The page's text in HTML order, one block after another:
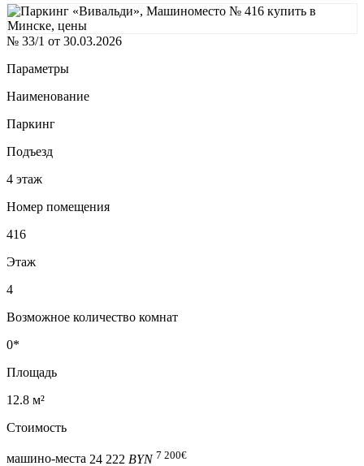
№ 33/1 от 30.03.2026
Параметры
Наименование
Паркинг
Подъезд
4 этаж
Номер помещения
416
Этаж
4
Возможное количество комнат
0*
Площадь
12.8 м²
Стоимость
машино-места 24 222 BYN 7 200€